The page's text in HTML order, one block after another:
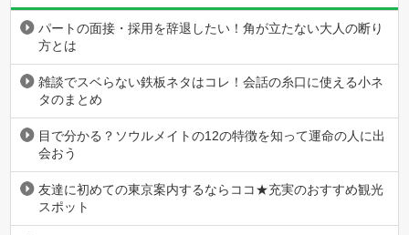
パートの面接・採用を辞退したい！角が立たない大人の断り
方とは
雑談でスベらない鉄板ネタはコレ！会話の糸口に使える小ネ
タのまとめ
目で分かる？ソウルメイトの12の特徴を知って運命の人に出
会おう
友達に初めての東京案内するならココ★充実のおすすめ観光
スポット